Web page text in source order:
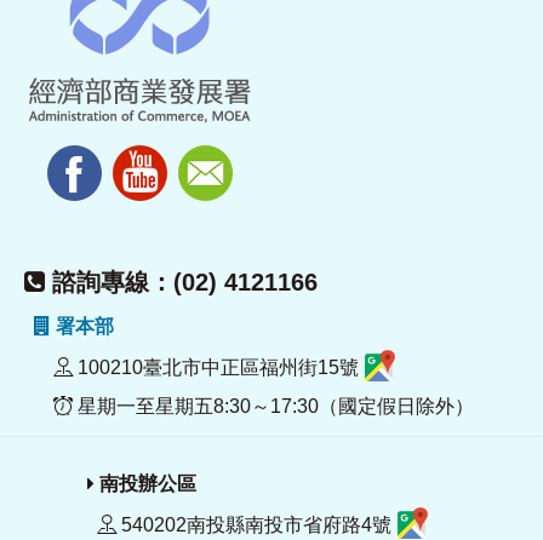
諮詢專線：(02) 4121166
署本部
100210臺北市中正區福州街15號
星期一至星期五8:30～17:30（國定假日除外）
南投辦公區
540202南投縣南投市省府路4號